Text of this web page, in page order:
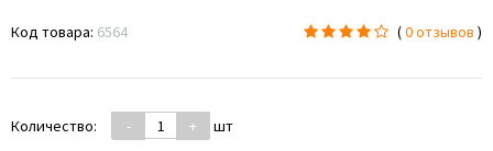
Код товара: 6564 (0 отзывов )
Количество: - + шт